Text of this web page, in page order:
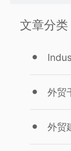
文章分类
外贸
外贸